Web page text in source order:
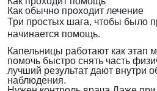
Как обычно проходит лечение
Три простых шага, чтобы было
начинается помощь.
Капельницы работают как этап
помочь быстро снять часть
лучший результат дают внутри
наблюдения.